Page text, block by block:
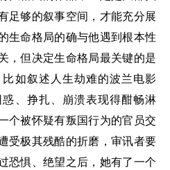
足够的叙事空间，才能充分展
生命格局的确与他遇到根本性
，但决定生命格局最关键的是
如叙述人生劫难的波兰电影
惑、挣扎、崩溃表现得酣畅淋
个被怀疑有叛国行为的官员交
受极其残酷的折磨，审讯者要
恐惧、绝望之后，她有了一个